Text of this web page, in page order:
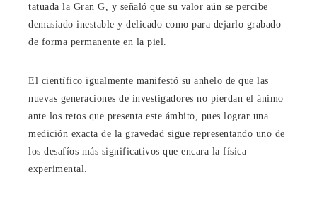
tatuada la Gran G, y señaló que su valor aún se percibe
demasiado inestable y delicado como para dejarlo grabado
de forma permanente en la piel.
El científico igualmente manifestó su anhelo de que las
nuevas generaciones de investigadores no pierdan el ánimo
ante los retos que presenta este ámbito, pues lograr una
medición exacta de la gravedad sigue representando uno de
los desafíos más significativos que encara la física
experimental.